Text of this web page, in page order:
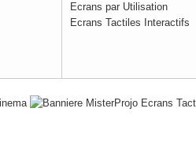
Ecrans par Utilisation
Ecrans Tactiles Interactifs